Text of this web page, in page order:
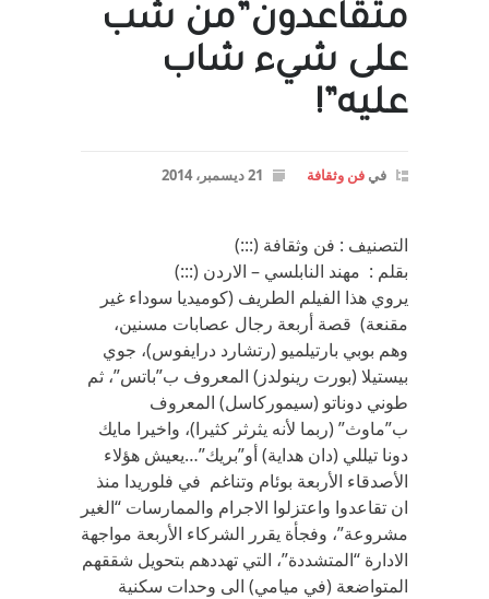
متقاعدون”من شب
على شيء شاب
عليه”!
في فن وثقافة 21 ديسمبر، 2014
التصنيف : فن وثقافة (:::)
بقلم : مهند النابلسي – الاردن (:::)
يروي هذا الفيلم الطريف (كوميديا سوداء غير
مقنعة) قصة أربعة رجال عصابات مسنين،
وهم بوبي بارتيلميو (رتشارد درايفوس)، جوي
بيستيلا (بورت رينولدز) المعروف ب”باتس”، ثم
طوني دوناتو (سيموركاسل) المعروف
ب”ماوث” (ربما لأنه يثرثر كثيرا)، واخيرا مايك
دونا تيللي (دان هداية) أو”بريك”…يعيش هؤلاء
الأصدقاء الأربعة بوئام وتناغم في فلوريدا منذ
ان تقاعدوا واعتزلوا الاجرام والممارسات “الغير
مشروعة”، وفجأة يقرر الشركاء الأربعة مواجهة
الادارة “المتشددة”، التي تهددهم بتحويل شققهم
المتواضعة (في ميامي) الى وحدات سكنية